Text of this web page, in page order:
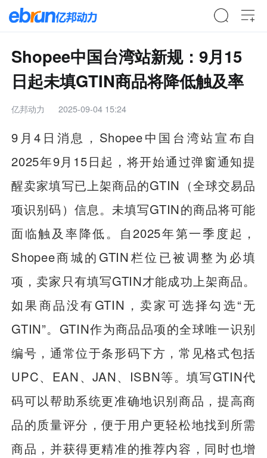
Shopee中国台湾站新规：9月15
日起未填GTIN商品将降低触及率
亿邦动力 2025-09-04 15:24
9月4日消息，Shopee中国台湾站宣布自
2025年9月15日起，将开始通过弹窗通知提
醒卖家填写已上架商品的GTIN（全球交易品
项识别码）信息。未填写GTIN的商品将可能
面临触及率降低。自2025年第一季度起，
Shopee商城的GTIN栏位已被调整为必填
项，卖家只有填写GTIN才能成功上架商品。
如果商品没有GTIN，卖家可选择勾选“无
GTIN”。GTIN作为商品品项的全球唯一识别
编号，通常位于条形码下方，常见格式包括
UPC、EAN、JAN、ISBN等。填写GTIN代
码可以帮助系统更准确地识别商品，提高商
品的质量评分，便于用户更轻松地找到所需
商品，并获得更精准的推荐内容，同时也增